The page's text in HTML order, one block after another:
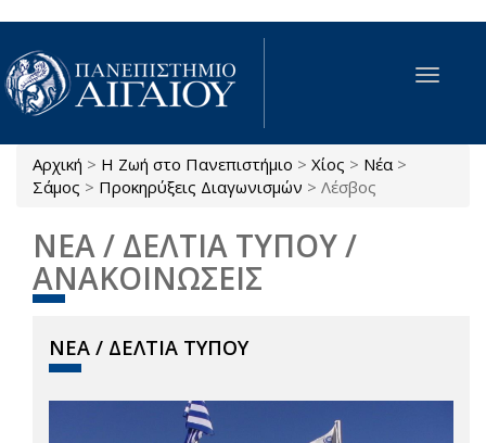
Παράκαμψη προς το κυρίως περιεχόμενο
Toggle
Είστε εδώ
Αρχική > Η Ζωή στο Πανεπιστήμιο > Χίος > Νέα >
Σάμος > Προκηρύξεις Διαγωνισμών > Λέσβος
ΝΕΑ / ΔΕΛΤΙΑ ΤΥΠΟΥ /
ΑΝΑΚΟΙΝΩΣΕΙΣ
ΝΕΑ / ΔΕΛΤΙΑ ΤΥΠΟΥ